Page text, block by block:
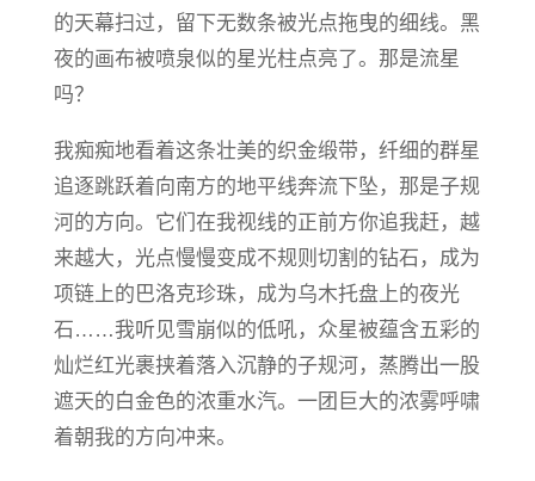
的天幕扫过，留下无数条被光点拖曳的细线。黑
夜的画布被喷泉似的星光柱点亮了。那是流星
吗？
我痴痴地看着这条壮美的织金缎带，纤细的群星
追逐跳跃着向南方的地平线奔流下坠，那是子规
河的方向。它们在我视线的正前方你追我赶，越
来越大，光点慢慢变成不规则切割的钻石，成为
项链上的巴洛克珍珠，成为乌木托盘上的夜光
石……我听见雪崩似的低吼，众星被蕴含五彩的
灿烂红光裹挟着落入沉静的子规河，蒸腾出一股
遮天的白金色的浓重水汽。一团巨大的浓雾呼啸
着朝我的方向冲来。